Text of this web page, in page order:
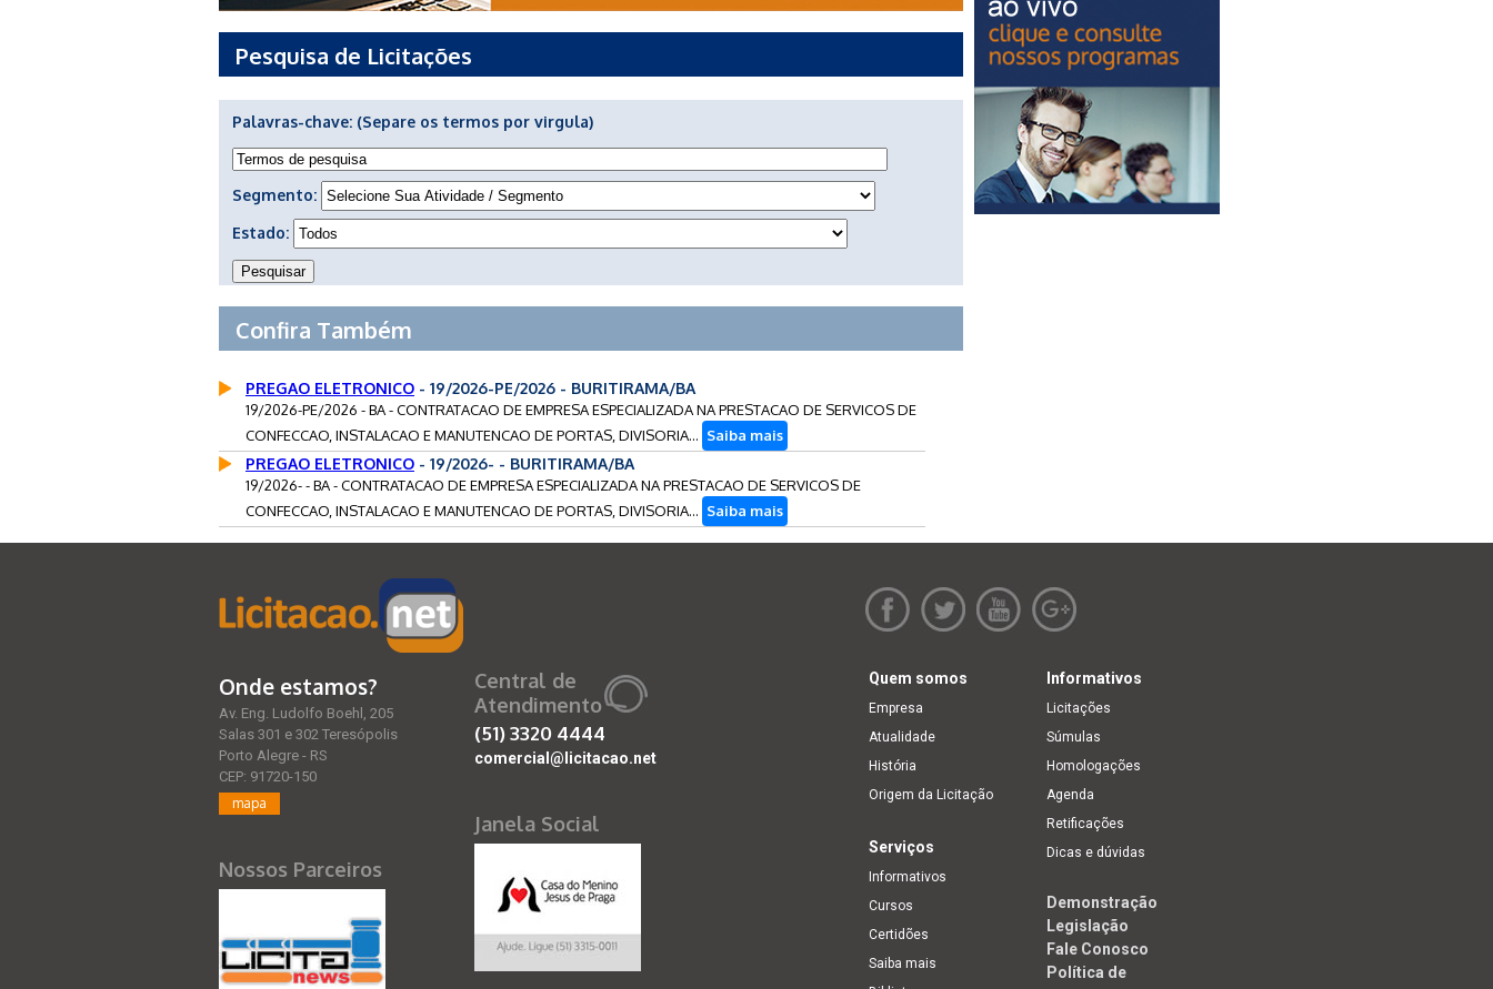
Pesquisa de Licitações
Palavras-chave: (Separe os termos por virgula)
Segmento:
Estado:
Confira Também
PREGAO ELETRONICO - 19/2026-PE/2026 - BURITIRAMA/BA
19/2026-PE/2026 - BA - CONTRATACAO DE EMPRESA ESPECIALIZADA NA PRESTACAO DE SERVICOS DE
CONFECCAO, INSTALACAO E MANUTENCAO DE PORTAS, DIVISORIA... Saiba mais
PREGAO ELETRONICO - 19/2026- - BURITIRAMA/BA
19/2026- - BA - CONTRATACAO DE EMPRESA ESPECIALIZADA NA PRESTACAO DE SERVICOS DE
CONFECCAO, INSTALACAO E MANUTENCAO DE PORTAS, DIVISORIA... Saiba mais
Onde estamos?
Av. Eng. Ludolfo Boehl, 205
Salas 301 e 302 Teresópolis
Porto Alegre - RS
CEP: 91720-150
mapa
Nossos Parceiros
Central de
Atendimento
(51)3320 4444
comercial@licitacao.net
Janela Social
Quem somos
Empresa
Atualidade
História
Origem da Licitação
Informativos
Licitações
Súmulas
Homologações
Agenda
Retificações
Dicas e dúvidas
Serviços
Informativos
Cursos
Certidões
Saiba mais
Demonstração
Legislação
Fale Conosco
Política de